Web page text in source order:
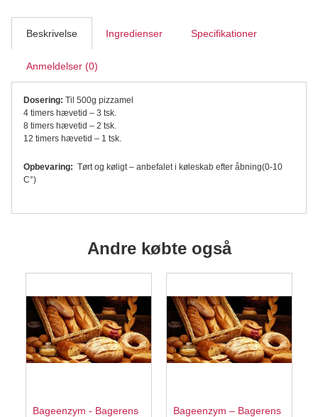
Beskrivelse Ingredienser Specifikationer
Anmeldelser (0)
Dosering: Til 500g pizzamel
4 timers hævetid – 3 tsk.
8 timers hævetid – 2 tsk.
12 timers hævetid – 1 tsk.
Opbevaring: Tørt og køligt – anbefalet i køleskab efter åbning(0-10
C°)
Andre købte også
Bageenzym - Bagerens
Bageenzym – Bagerens